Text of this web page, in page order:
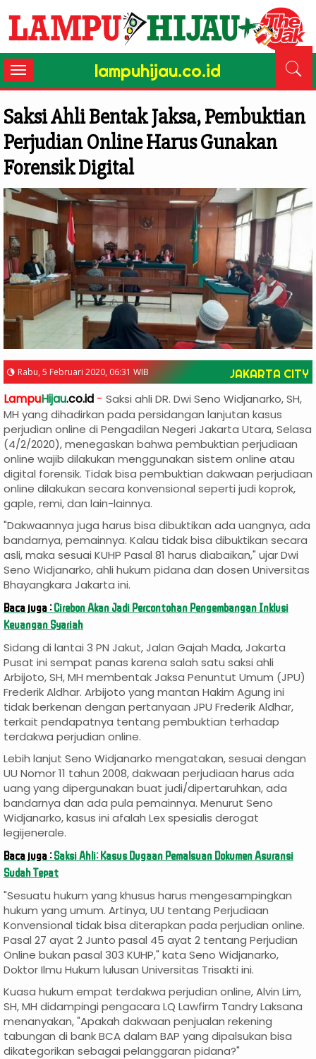
lampuhijau.co.id
Toggle
navigation
Saksi Ahli Bentak Jaksa, Pembuktian
Perjudian Online Harus Gunakan
Forensik Digital
Rabu, 5 Februari 2020, 06:31 WIB JAKARTA CITY
LampuHijau.co.id - Saksi ahli DR. Dwi Seno Widjanarko, SH,
MH yang dihadirkan pada persidangan lanjutan kasus
perjudian online di Pengadilan Negeri Jakarta Utara, Selasa
(4/2/2020), menegaskan bahwa pembuktian perjudiaan
online wajib dilakukan menggunakan sistem online atau
digital forensik. Tidak bisa pembuktian dakwaan perjudiaan
online dilakukan secara konvensional seperti judi koprok,
gaple, remi, dan lain-lainnya.
"Dakwaannya juga harus bisa dibuktikan ada uangnya, ada
bandarnya, pemainnya. Kalau tidak bisa dibuktikan secara
asli, maka sesuai KUHP Pasal 81 harus diabaikan," ujar Dwi
Seno Widjanarko, ahli hukum pidana dan dosen Universitas
Bhayangkara Jakarta ini.
Baca juga :Cirebon Akan Jadi Percontohan Pengembangan Inklusi
Keuangan Syariah
Sidang di lantai 3 PN Jakut, Jalan Gajah Mada, Jakarta
Pusat ini sempat panas karena salah satu saksi ahli
Arbijoto, SH, MH membentak Jaksa Penuntut Umum (JPU)
Frederik Aldhar. Arbijoto yang mantan Hakim Agung ini
tidak berkenan dengan pertanyaan JPU Frederik Aldhar,
terkait pendapatnya tentang pembuktian terhadap
terdakwa perjudian online.
Lebih lanjut Seno Widjanarko mengatakan, sesuai dengan
UU Nomor 11 tahun 2008, dakwaan perjudiaan harus ada
uang yang dipergunakan buat judi/dipertaruhkan, ada
bandarnya dan ada pula pemainnya. Menurut Seno
Widjanarko, kasus ini afalah Lex spesialis derogat
legijenerale.
Baca juga :Saksi Ahli: Kasus Dugaan Pemalsuan Dokumen Asuransi
Sudah Tepat
"Sesuatu hukum yang khusus harus mengesampingkan
hukum yang umum. Artinya, UU tentang Perjudiaan
Konvensional tidak bisa diterapkan pada perjudian online.
Pasal 27 ayat 2 Junto pasal 45 ayat 2 tentang Perjudian
Online bukan pasal 303 KUHP," kata Seno Widjanarko,
Doktor Ilmu Hukum lulusan Universitas Trisakti ini.
Kuasa hukum empat terdakwa perjudian online, Alvin Lim,
SH, MH didampingi pengacara LQ Lawfirm Tandry Laksana
menanyakan, "Apakah dakwaan penjualan rekening
tabungan di bank BCA dalam BAP yang dipalsukan bisa
dikategorikan sebagai pelanggaran pidana?"